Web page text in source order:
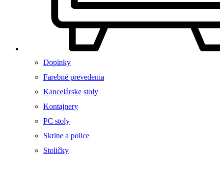
Doplnky
Farebné prevedenia
Kancelárske stoly
Kontajnery
PC stoly
Skrine a police
Stoličky